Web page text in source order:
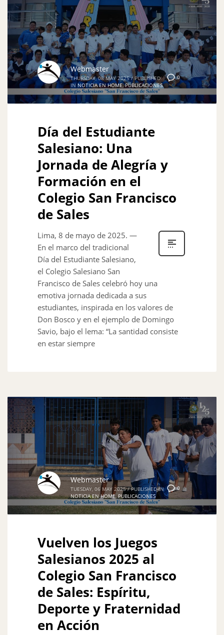
0
Webmaster
THURSDAY, 08 MAY 2025 / PUBLISHED
IN NOTICIA EN HOME,PUBLICACIONES
Día del Estudiante
Salesiano: Una
Jornada de Alegría y
Formación en el
Colegio San Francisco
de Sales
Lima, 8 de mayo de 2025. —
En el marco del tradicional
Día del Estudiante Salesiano,
el Colegio Salesiano San
Francisco de Sales celebró hoy una
emotiva jornada dedicada a sus
estudiantes, inspirada en los valores de
Don Bosco y en el ejemplo de Domingo
Savio, bajo el lema: “La santidad consiste
en estar siempre
0
Webmaster
TUESDAY, 06 MAY 2025 / PUBLISHED IN
NOTICIA EN HOME,PUBLICACIONES
Vuelven los Juegos
Salesianos 2025 al
Colegio San Francisco
de Sales: Espíritu,
Deporte y Fraternidad
en Acción